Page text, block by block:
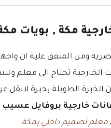
ومن المتفق علية ان
الخارجية تحتاج الى معلم
خارجية بروفايل
, معلم تصميم داخلي بمكة.